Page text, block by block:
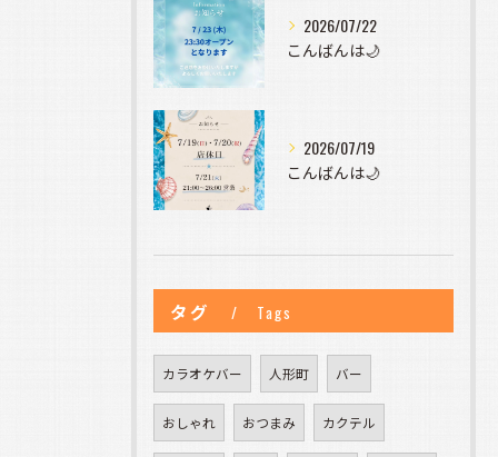
2026/07/22
こんばんは🌙
2026/07/19
こんばんは🌙
タグ Tags
カラオケバー 人形町 バー
おしゃれ おつまみ カクテル